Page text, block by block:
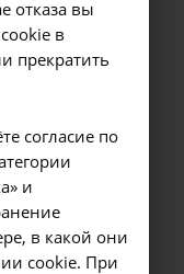
B
—
отказа вы
в
прекратить
согласие по
и
в какой они
cookie. При